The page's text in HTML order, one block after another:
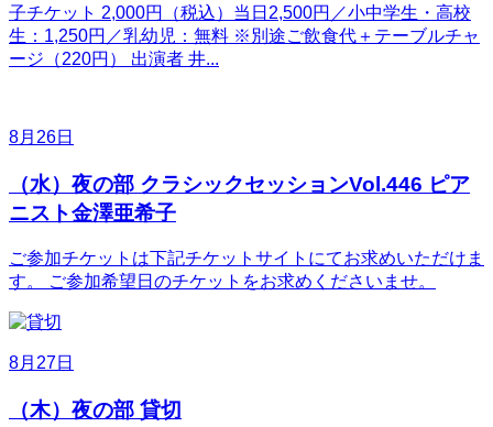
子チケット 2,000円（税込）当日2,500円／小中学生・高校
生：1,250円／乳幼児：無料 ※別途ご飲食代＋テーブルチャ
ージ（220円） 出演者 井...
8月26日
（水）夜の部 クラシックセッションVol.446 ピア
ニスト金澤亜希子
ご参加チケットは下記チケットサイトにてお求めいただけま
す。 ご参加希望日のチケットをお求めくださいませ。
8月27日
（木）夜の部 貸切